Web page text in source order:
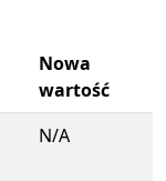
Nowa
wartość
N/A